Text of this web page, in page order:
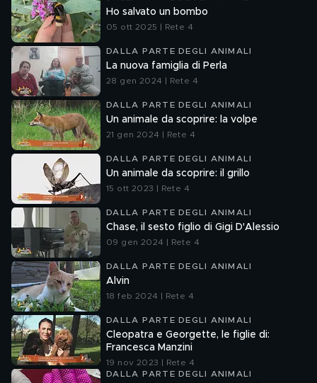
Ho salvato un bombo
05 ott 2025 | Rete 4
DALLA PARTE DEGLI ANIMALI
La nuova famiglia di Perla
28 gen 2024 | Rete 4
DALLA PARTE DEGLI ANIMALI
Un animale da scoprire: la volpe
21 gen 2024 | Rete 4
DALLA PARTE DEGLI ANIMALI
Un animale da scoprire: il grillo
15 ott 2023 | Rete 4
DALLA PARTE DEGLI ANIMALI
Chase, il sesto figlio di Gigi D'Alessio
09 gen 2024 | Rete 4
DALLA PARTE DEGLI ANIMALI
Alvin
18 feb 2024 | Rete 4
DALLA PARTE DEGLI ANIMALI
Cleopatra e Georgette, le figlie di:
Francesca Manzini
19 nov 2023 | Rete 4
DALLA PARTE DEGLI ANIMALI